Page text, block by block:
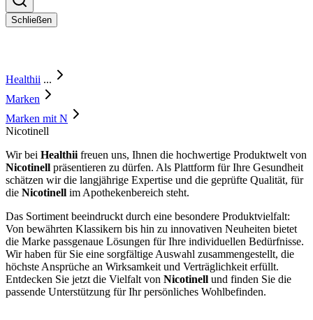
Schließen
Healthii ...
Marken
Marken mit N
Nicotinell
Wir bei Healthii freuen uns, Ihnen die hochwertige Produktwelt von
Nicotinell präsentieren zu dürfen. Als Plattform für Ihre Gesundheit
schätzen wir die langjährige Expertise und die geprüfte Qualität, für
die Nicotinell im Apothekenbereich steht.
Das Sortiment beeindruckt durch eine besondere Produktvielfalt:
Von bewährten Klassikern bis hin zu innovativen Neuheiten bietet
die Marke passgenaue Lösungen für Ihre individuellen Bedürfnisse.
Wir haben für Sie eine sorgfältige Auswahl zusammengestellt, die
höchste Ansprüche an Wirksamkeit und Verträglichkeit erfüllt.
Entdecken Sie jetzt die Vielfalt von Nicotinell und finden Sie die
passende Unterstützung für Ihr persönliches Wohlbefinden.